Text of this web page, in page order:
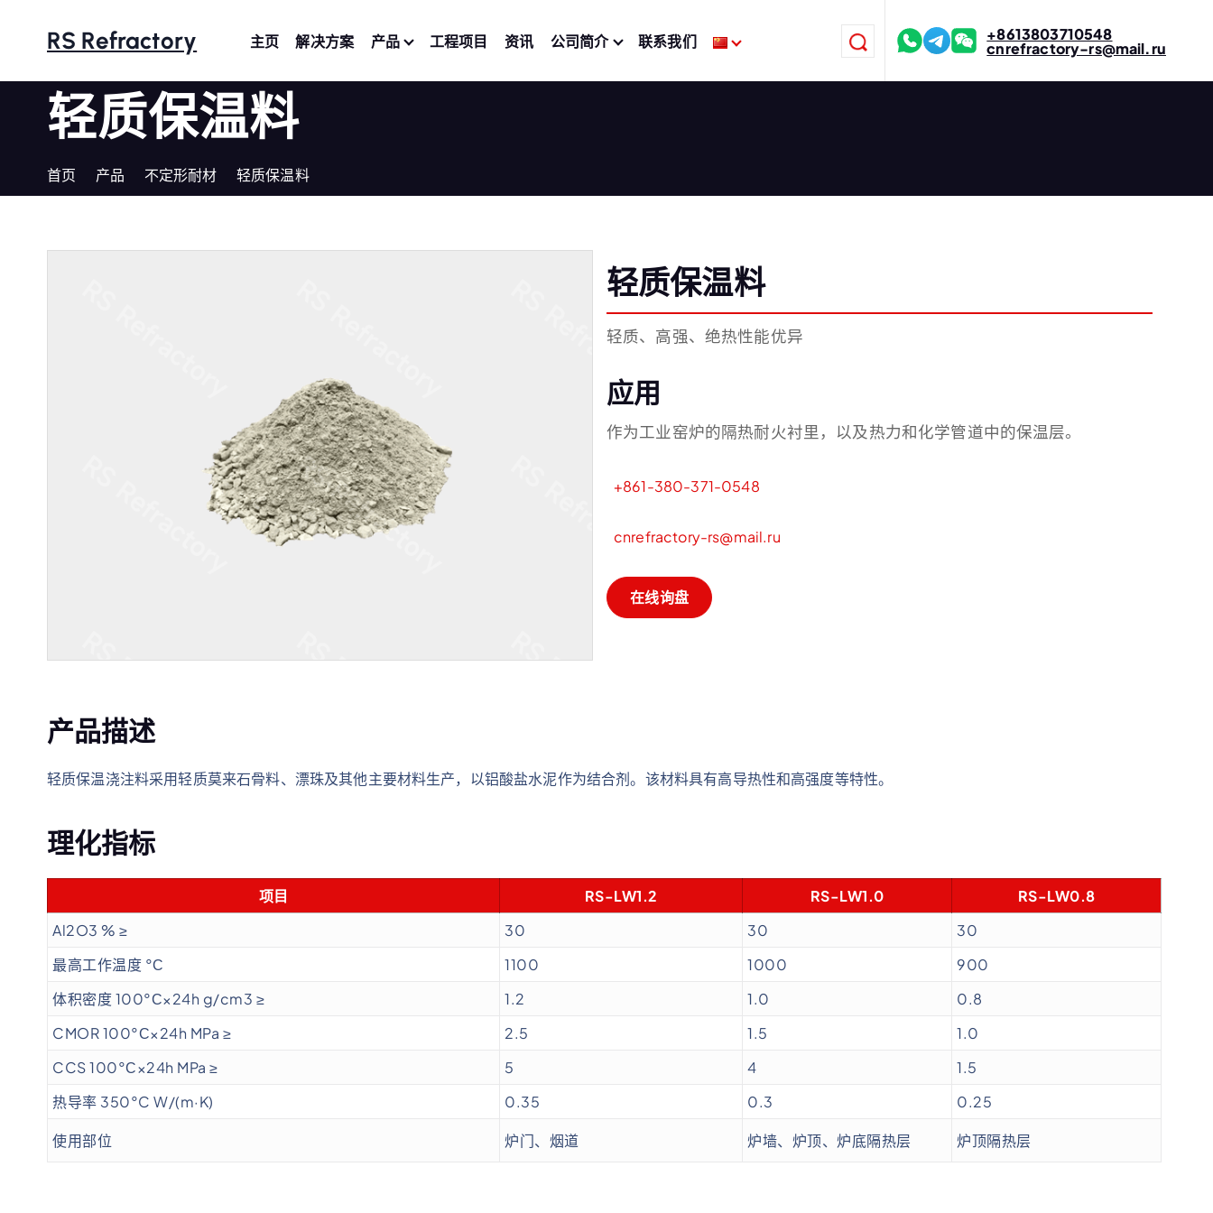
内
RS Refractory 主页 解决方案 产品 工程项目 资讯 公司简介 联系我们 +8613803710548
cnrefractory-rs@mail.ru
轻质保温料
首页 产品 不定形耐材 轻质保温料
轻质保温料
轻质、高强、绝热性能优异
应用
作为工业窑炉的隔热耐火衬里，以及热力和化学管道中的保温层。
+861-380-371-0548
cnrefractory-rs@mail.ru
在线询盘
产品描述
轻质保温浇注料采用轻质莫来石骨料、漂珠及其他主要材料生产，以铝酸盐水泥作为结合剂。该材料具有高导热性和高强度等特性。
理化指标
项目 RS-LW1.2 RS-LW1.0
RS-LW0.8
Al2O3 % ≥
30 30
30
最高工作温度 °С
1100 1000
900
体积密度 100°С×24h g/cm3 ≥
1.2 1.0
0.8
CMOR 100°С×24h MPa ≥
2.5 1.5
1.0
CCS 100°С×24h MPa ≥
5 4
1.5
热导率 350°C W/(m·K)
0.35 0.3 0.25
使用部位 炉门、烟道 炉墙、炉顶、炉底隔热层 炉顶隔热层